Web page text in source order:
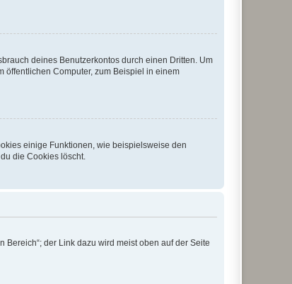
deines Benutzerkontos durch einen Dritten. Um
öffentlichen Computer, zum Beispiel in einem
einige Funktionen, wie beispielsweise den
die Cookies löscht.
der Link dazu wird meist oben auf der Seite